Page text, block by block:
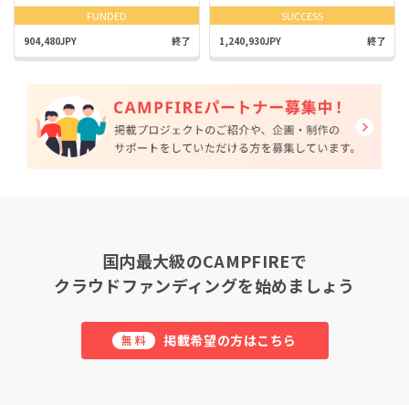
FUNDED
904,480JPY 終了
SUCCESS
1,240,930JPY 終了
国内最大級のCAMPFIREで
クラウドファンディングを始めましょう
無料 掲載希望の方はこちら